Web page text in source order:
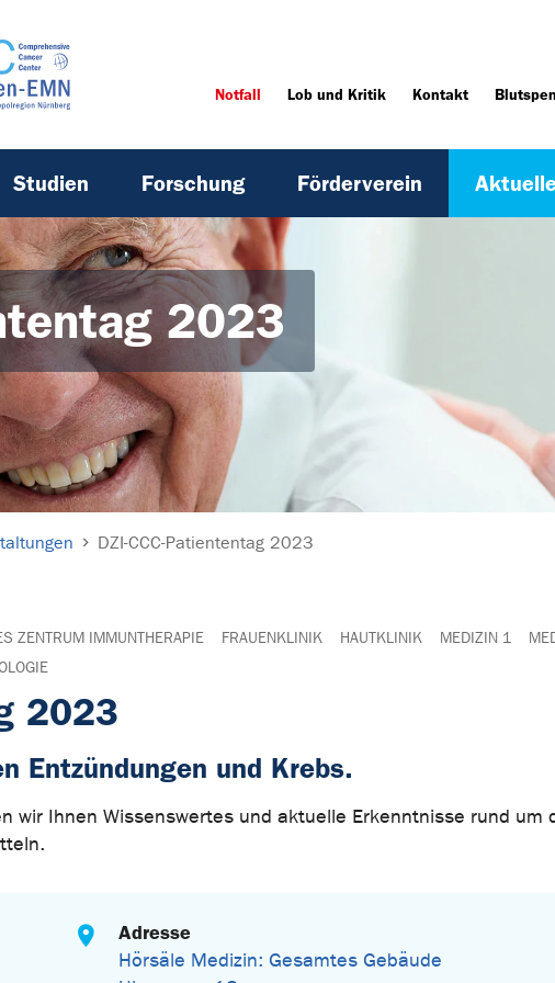
Notfall Lob und Kritik Kontakt
Studien Forschung Förderverein
2023
DZI-CCC-Patiententag 2023
ZENTRUM IMMUNTHERAPIE FRAUENKLINIK HAUTKLINIK MEDIZIN 1
2023
Entzündungen und Krebs.
wir Ihnen Wissenswertes und aktuelle Erkenntnisse rund um
Adresse
Hörsäle Medizin: Gesamtes Gebäude